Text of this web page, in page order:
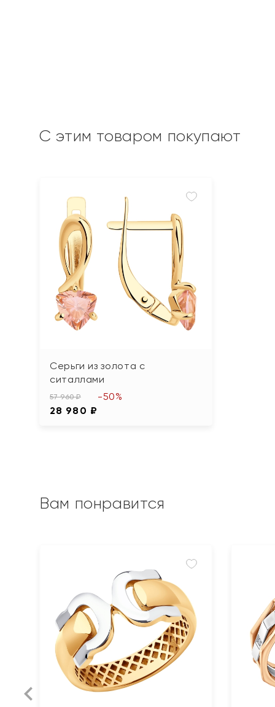
С этим товаром покупают
Серьги из золота с
ситаллами
57 960 ₽
28 980 ₽
-50%
Вам понравится